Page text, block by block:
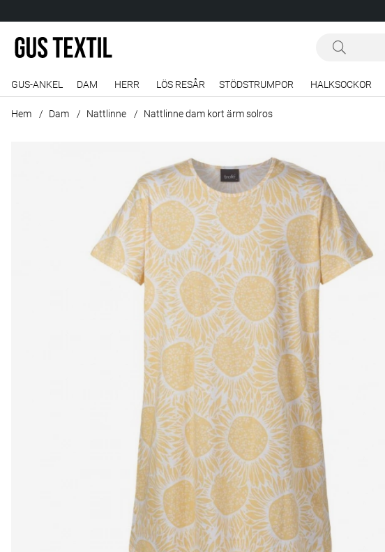
GUS-ANKEL DAM HERR LÖS RESÅR STÖDSTRUMPOR HALKSOCKOR
Hem Dam Nattlinne Nattlinne dam kort ärm solros